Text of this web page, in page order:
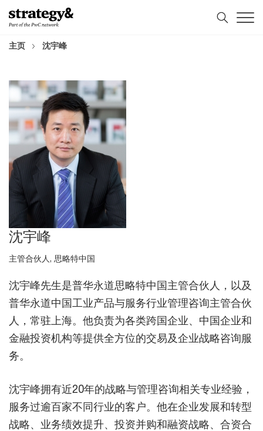
Skip
to
Skip
to
主页 沈宇峰
沈宇峰
主管合伙人, 思略特中国
沈宇峰先生是普华永道思略特中国主管合伙人，以及
普华永道中国工业产品与服务行业管理咨询主管合伙
人，常驻上海。他负责为各类跨国企业、中国企业和
金融投资机构等提供全方位的交易及企业战略咨询服
务。
沈宇峰拥有近20年的战略与管理咨询相关专业经验，
服务过逾百家不同行业的客户。他在企业发展和转型
战略、业务绩效提升、投资并购和融资战略、合资合